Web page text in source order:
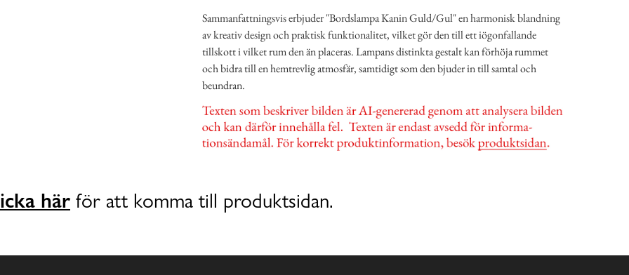
Sammanfattningsvis erbjuder "Bordslampa Kanin Guld/Gul" en harmonisk blandning
av kreativ design och praktisk funktionalitet, vilket gör den till ett iögonfallande
tillskott i vilket rum den än placeras. Lampans distinkta gestalt kan förhöja rummet
och bidra till en hemtrevlig atmosfär, samtidigt som den bjuder in till samtal och
beundran.
här för att komma till produktsidan.